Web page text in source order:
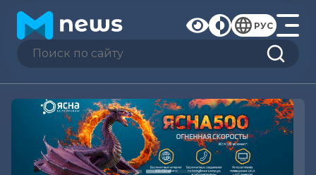
РУС